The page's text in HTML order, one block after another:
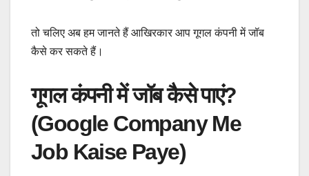
तो चलिए अब हम जानते हैं आखिरकार आप गूगल कंपनी में जॉब
कैसे कर सकते हैं।
गूगल कंपनी में जॉब कैसे पाएं?
(Google Company Me
Job Kaise Paye)